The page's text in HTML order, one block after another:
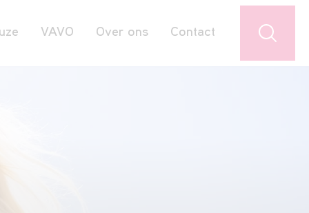
VAVO Over ons Contact